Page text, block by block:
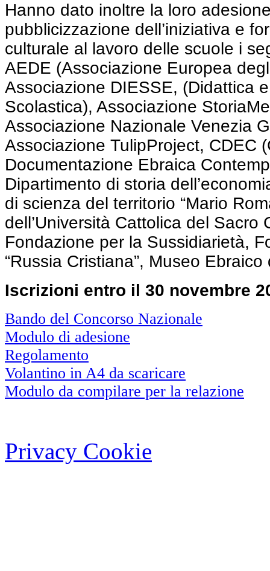
Hanno dato inoltre la loro
pubblicizzazione dell’iniziativa e
culturale al lavoro delle scuole i
AEDE (Associazione Europea
Associazione DIESSE, (Didattica
Scolastica), Associazione
Associazione Nazionale Venezia
Associazione TulipProject, CDEC
Documentazione Ebraica
Dipartimento di storia
di scienza del territorio “Mario
dell’Università Cattolica del Sacro
Fondazione per la Sussidiarietà,
“Russia Cristiana”, Museo
Iscrizioni entro il 30 novembre
Bando del Concorso Nazionale
Modulo di adesione
Regolamento
Volantino in A4 da scaricare
Modulo da compilare per la relazione
Privacy Cookie